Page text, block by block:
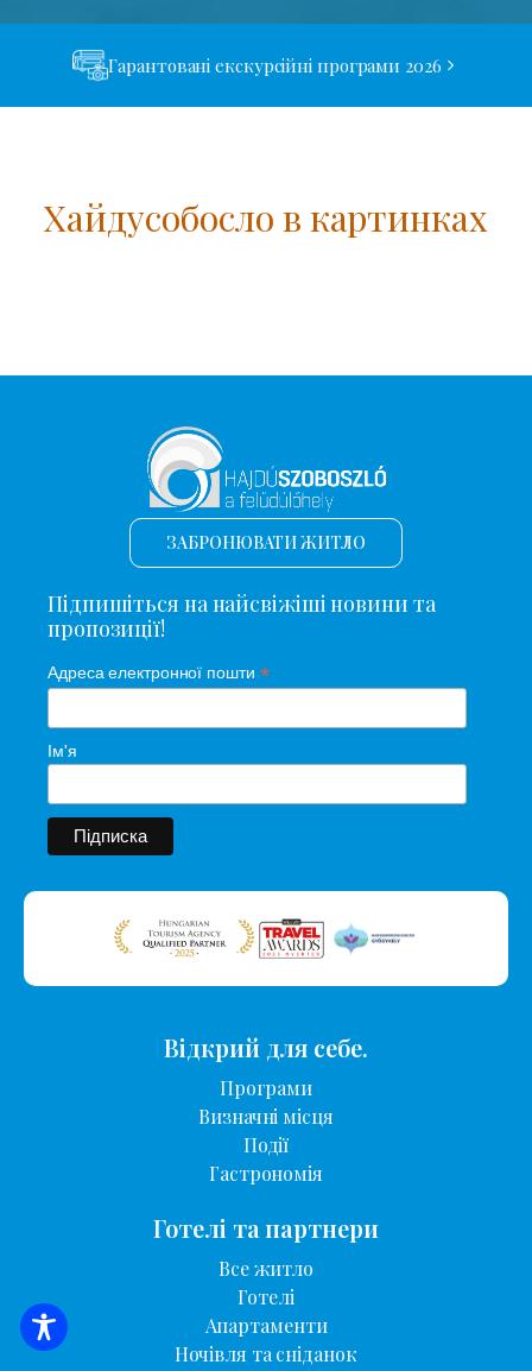
Гарантовані екскурсійні програми 2026
Хайдусобосло в картинках
ПОШУК ЖИТЛА
ЗАБРОНЮВАТИ ЖИТЛО
Підпишіться на найсвіжіші новини та
пропозиції!
Адреса електронної пошти *
Ім'я
Відкрий для себе.
Програми
Визначні місця
Події
Гастрономія
Готелі та партнери
Все житло
Готелі
Апартаменти
Ночівля та сніданок